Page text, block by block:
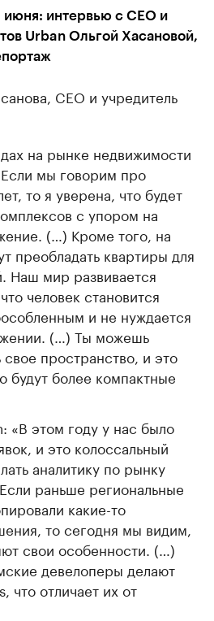
интервью с CEO и
Urban Ольгой Хасановой,
CEO и учредитель
на рынке недвижимости
мы говорим про
то я уверена, что будет
с упором на
(…) Кроме того, на
преобладать квартиры для
Наш мир развивается
человек становится
и не нуждается
(…) Ты можешь
пространство, и это
будут более компактные
«В этом году у нас было
и это колоссальный
аналитику по рынку
раньше региональные
какие-то
то сегодня мы видим,
свои особенности. (…)
девелоперы делают
что отличает их от